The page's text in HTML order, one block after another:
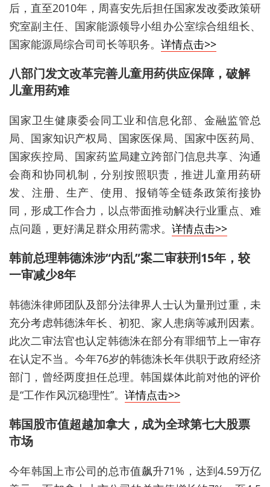
后，直至2010年，周喜安先后担任国家发改委政策研
究室副主任、国家能源领导小组办公室综合组组长、
国家能源局综合司司长等职务。 详情点击>>
八部门发文改革完善儿童用药供应保障，破解
儿童用药难
国家卫生健康委会同工业和信息化部、金融监管总
局、国家知识产权局、国家医保局、国家中医药局、
国家疾控局、国家药监局建立跨部门信息共享、沟通
会商和协同机制，分别按照职责，推进儿童用药研
发、注册、生产、使用、报销等全链条政策衔接协
同，形成工作合力，以点带面推动解决行业重点、难
点问题，更好满足群众用药需求。 详情点击>>
韩前总理韩德洙涉“内乱”案二审获刑15年，较
一审减少8年
韩德洙律师团队及部分法律界人士认为量刑过重，未
充分考虑韩德洙年长、初犯、家人患病等减刑因素。
此次二审法官也认定韩德洙在部分有罪细节上一审存
在‌认定不当‌。 今年76岁的韩德洙长年供职于政府经济
部门，曾经两度担任总理。韩国媒体此前对他的评价
是“工作作风沉稳理性”。 详情点击>>
韩国股市值超越加拿大，成为全球第七大股票
市场
今年韩国上市公司的总市值飙升71%，达到4.59万亿